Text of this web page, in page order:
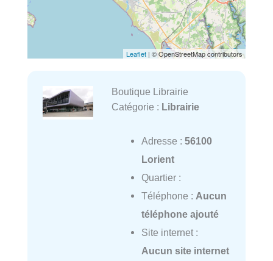
Leaflet | © OpenStreetMap contributors
Boutique Librairie
Catégorie : Librairie
Adresse : 56100
Lorient
Quartier :
Téléphone : Aucun
téléphone ajouté
Site internet :
Aucun site internet